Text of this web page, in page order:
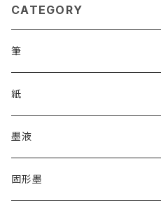
CATEGORY
筆
漢字用
高誠堂
あかしや
かな用
高誠堂
紙
漢字用
半紙
かな用
墨液
漢字用
固形墨